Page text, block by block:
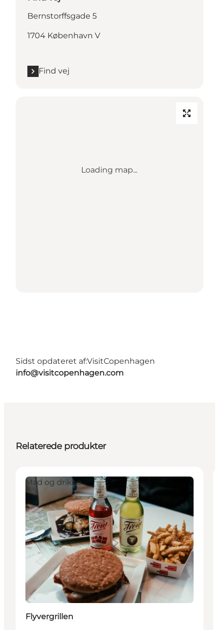
Bernstorffsgade 5
1704 København V
Find vej
Loading map...
Sidst opdateret af:VisitCopenhagen
info@visitcopenhagen.com
Relaterede produkter
Mad og drikke
Flyvergrillen